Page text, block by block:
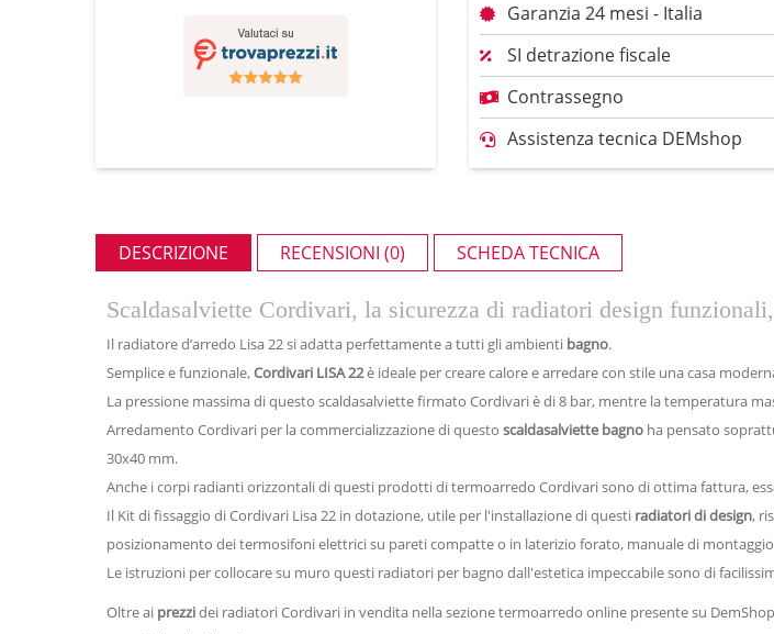
Garanzia 24 mesi - Italia
SI detrazione fiscale
Contrassegno
Assistenza tecnica DEMshop
DESCRIZIONE RECENSIONI (0) SCHEDA TECNICA
Scaldasalviette Cordivari, la sicurezza di radiatori design
Il radiatore d’arredo Lisa 22 si adatta perfettamente a tutti gli ambienti bagno.
Semplice e funzionale,Cordivari LISA 22è ideale per creare calore e arredare con stile una casa
La pressione massima di questo scaldasalviette firmato Cordivari è di 8 bar, mentre la temperatura
Arredamento Cordivari per la commercializzazione di questo scaldasalviette bagno ha pensato
30x40 mm.
Anche i corpi radianti orizzontali di questi prodotti di termoarredo Cordivari sono di ottima fattura,
Il Kit di fissaggio di Cordivari Lisa 22 in dotazione, utile per l'installazione di questi radiatori di design,
posizionamento dei termosifoni elettrici su pareti compatte o in laterizio forato, manuale di
Le istruzioni per collocare su muro questi radiatori per bagno dall'estetica impeccabile sono di
Oltre ai prezzidei radiatori Cordivari in vendita nella sezione termoarredo online presente su